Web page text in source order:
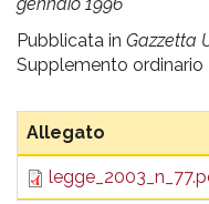
e
Pubblicata in Gazzetta
Supplemento ordinario
Allegato